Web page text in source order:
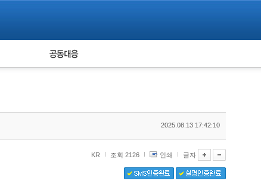
피해자 공동대응
2025.08.13 17:42:10
KR 조회 2126 인쇄 글자